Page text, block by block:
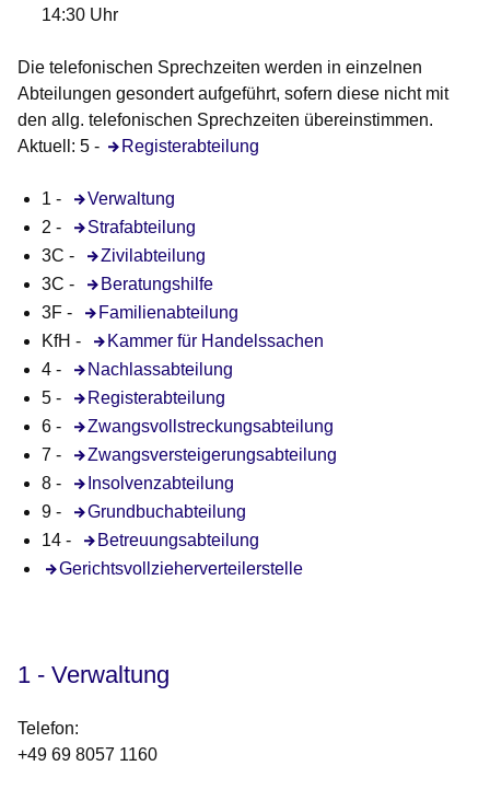
14:30 Uhr
Die telefonischen Sprechzeiten werden in einzelnen
Abteilungen gesondert aufgeführt, sofern diese nicht mit
den allg. telefonischen Sprechzeiten übereinstimmen.
Aktuell: 5 - Registerabteilung
1 -
Verwaltung
2 -
Strafabteilung
3C -
Zivilabteilung
3C -
Beratungshilfe
3F -
Familienabteilung
KfH -
Kammer für Handelssachen
4 -
Nachlassabteilung
5 -
Registerabteilung
6 -
Zwangsvollstreckungsabteilung
7 -
Zwangsversteigerungsabteilung
8 -
Insolvenzabteilung
9 -
Grundbuchabteilung
14 -
Betreuungsabteilung
Gerichtsvollzieherverteilerstelle
1 - Verwaltung
Telefon:
+49 69 8057 1160